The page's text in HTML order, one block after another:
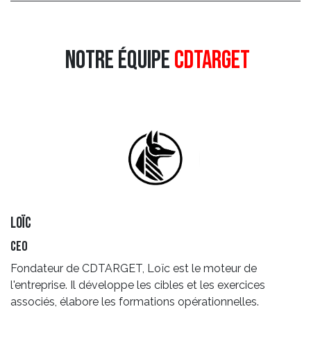
Notre équipecdtarget
Loïc
ceo
Fondateur de CDTARGET, Loïc est le moteur de
l'entreprise. Il développe les cibles et les exercices
associés, élabore les formations opérationnelles.